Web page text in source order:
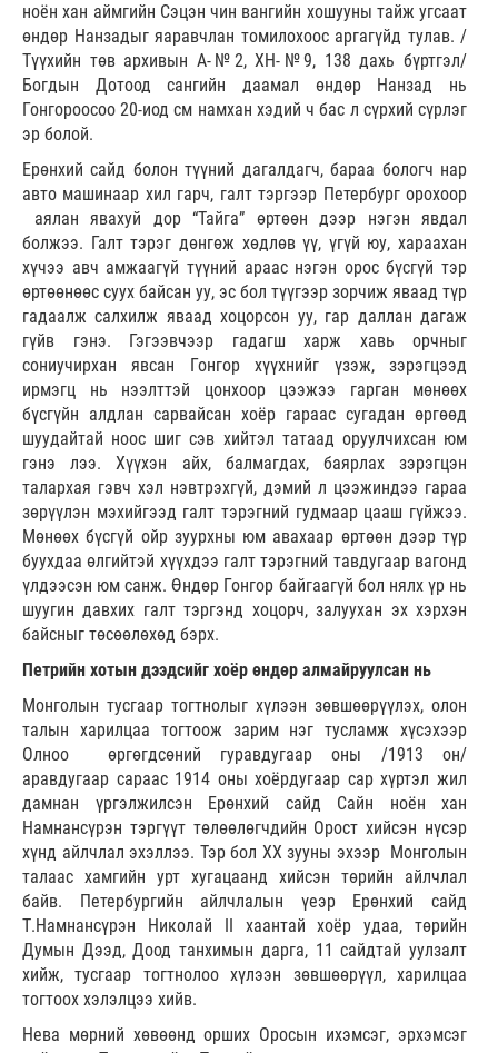
ноён хан аймгийн Сэцэн чин вангийн хошууны тайж угсаат
өндөр Нанзадыг яаравчлан томилохоос аргагүйд тулав. /
Түүхийн төв архивын А-№2, ХН-№9, 138 дахь бүртгэл/
Богдын Дотоод сангийн даамал өндөр Нанзад нь
Гонгороосоо 20-иод см намхан хэдий ч бас л сүрхий сүрлэг
эр болой.
Ерөнхий сайд болон түүний дагалдагч, бараа бологч нар
авто машинаар хил гарч, галт тэргээр Петербург орохоор
аялан явахуй дор “Тайга” өртөөн дээр нэгэн явдал
болжээ. Галт тэрэг дөнгөж хөдлөв үү, үгүй юу, хараахан
хүчээ авч амжаагүй түүний араас нэгэн орос бүсгүй тэр
өртөөнөөс суух байсан уу, эс бол түүгээр зорчиж яваад түр
гадаалж салхилж яваад хоцорсон уу, гар даллан дагаж
гүйв гэнэ. Гэгээвчээр гадагш харж хавь орчныг
сониучирхан явсан Гонгор хүүхнийг үзэж, зэрэгцээд
ирмэгц нь нээлттэй цонхоор цээжээ гарган мөнөөх
бүсгүйн алдлан сарвайсан хоёр гараас сугадан өргөөд
шуудайтай ноос шиг сэв хийтэл татаад оруулчихсан юм
гэнэ лээ. Хүүхэн айх, балмагдах, баярлах зэрэгцэн
талархая гэвч хэл нэвтрэхгүй, дэмий л цээжиндээ гараа
зөрүүлэн мэхийгээд галт тэрэгний гудмаар цааш гүйжээ.
Мөнөөх бүсгүй ойр зуурхны юм авахаар өртөөн дээр түр
буухдаа өлгийтэй хүүхдээ галт тэрэгний тавдугаар вагонд
үлдээсэн юм санж. Өндөр Гонгор байгаагүй бол нялх үр нь
шуугин давхих галт тэргэнд хоцорч, залуухан эх хэрхэн
байсныг төсөөлөхөд бэрх.
Петрийн хотын дээдсийг хоёр өндөр алмайруулсан нь
Монголын тусгаар тогтнолыг хүлээн зөвшөөрүүлэх, олон
талын харилцаа тогтоож зарим нэг тусламж хүсэхээр
Олноо өргөгдсөний гуравдугаар оны /1913 он/
аравдугаар сараас 1914 оны хоёрдугаар сар хүртэл жил
дамнан үргэлжилсэн Ерөнхий сайд Сайн ноён хан
Намнансүрэн тэргүүт төлөөлөгчдийн Орост хийсэн нүсэр
хүнд айлчлал эхэллээ. Тэр бол ХХ зууны эхээр Монголын
талаас хамгийн урт хугацаанд хийсэн төрийн айлчлал
байв. Петербургийн айлчлалын үеэр Ерөнхий сайд
Т.Намнансүрэн Николай II хаантай хоёр удаа, төрийн
Думын Дээд, Доод танхимын дарга, 11 сайдтай уулзалт
хийж, тусгаар тогтнолоо хүлээн зөвшөөрүүл, харилцаа
тогтоох хэлэлцээ хийв.
Нева мөрний хөвөөнд орших Оросын ихэмсэг, эрхэмсэг